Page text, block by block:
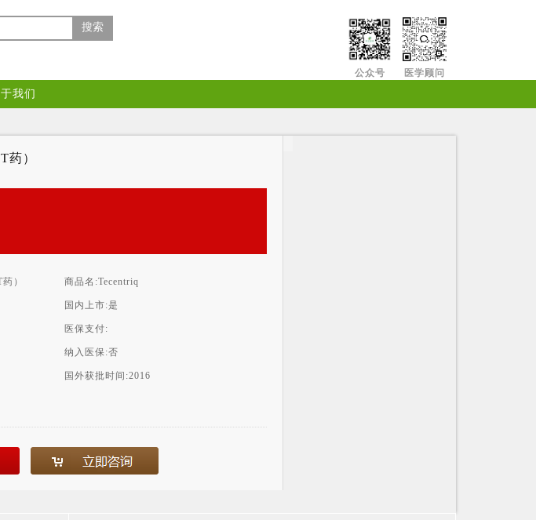
搜索
公众号 医学顾问
我们
药）
） 商品名:Tecentriq
国内上市:是
医保支付:
纳入医保:否
国外获批时间:2016